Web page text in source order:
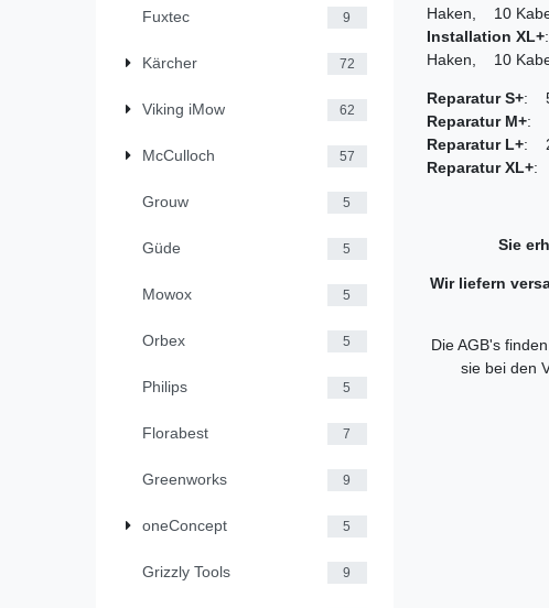
Fuxtec 9
Kärcher 72
Viking iMow 62
McCulloch 57
Grouw 5
Güde 5
Mowox 5
Orbex 5
Philips 5
Florabest 7
Greenworks 9
oneConcept 5
Grizzly Tools 9
Haken, 10
Installation XL+
Haken, 10
Reparatur S+:
Reparatur M+:
Reparatur L+:
Reparatur XL+:
Sie
Wir liefern
Die AGB's
sie bei den